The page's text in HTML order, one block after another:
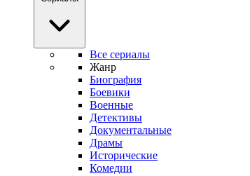
Все сериалы
Жанр
Биография
Боевики
Военные
Детективы
Документальные
Драмы
Исторические
Комедии